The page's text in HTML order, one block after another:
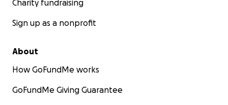
Charity fundraising
Sign up as a nonprofit
About
How GoFundMe works
GoFundMe Giving Guarantee